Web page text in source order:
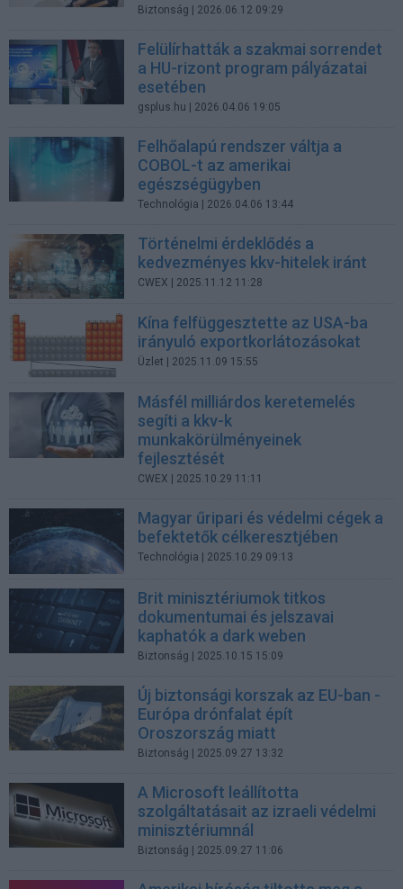
Biztonság | 2026.06.12 09:29
Felülírhatták a szakmai sorrendet
a HU-rizont program pályázatai
esetében
gsplus.hu | 2026.04.06 19:05
Felhőalapú rendszer váltja a
COBOL-t az amerikai
egészségügyben
Technológia | 2026.04.06 13:44
Történelmi érdeklődés a
kedvezményes kkv-hitelek iránt
CWEX | 2025.11.12 11:28
Kína felfüggesztette az USA-ba
irányuló exportkorlátozásokat
Üzlet | 2025.11.09 15:55
Másfél milliárdos keretemelés
segíti a kkv-k
munkakörülményeinek
fejlesztését
CWEX | 2025.10.29 11:11
Magyar űripari és védelmi cégek a
befektetők célkeresztjében
Technológia | 2025.10.29 09:13
Brit minisztériumok titkos
dokumentumai és jelszavai
kaphatók a dark weben
Biztonság | 2025.10.15 15:09
Új biztonsági korszak az EU-ban -
Európa drónfalat épít
Oroszország miatt
Biztonság | 2025.09.27 13:32
A Microsoft leállította
szolgáltatásait az izraeli védelmi
minisztériumnál
Biztonság | 2025.09.27 11:06